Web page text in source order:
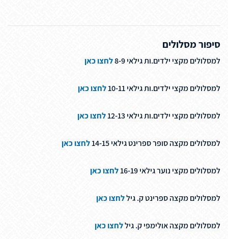
סיפור מסלולים
למסלולים מקצי ילדים.ות גילאי 8-9 לחצו כאן
למסלולים מקצי ילדים.ות גילאי 10-11 לחצו כאן
למסלולים מקצי ילדים.ות גילאי 12-13 לחצו כאן
למסלולים מקצה סופר ספרינט גילאי 14-15 לחצו כאן
למסלולים מקצי נוער גילאי 16-19 לחצו כאן
למסלולים מקצה ספרינט ק. גיללחצו כאן
למסלולים מקצה אולימפי ק. גיללחצו כאן